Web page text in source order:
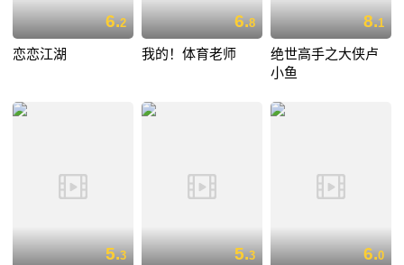
6.2
恋恋江湖
6.8
我的！体育老师
8.1
绝世高手之大侠卢
小鱼
5.3 5.3 6.0